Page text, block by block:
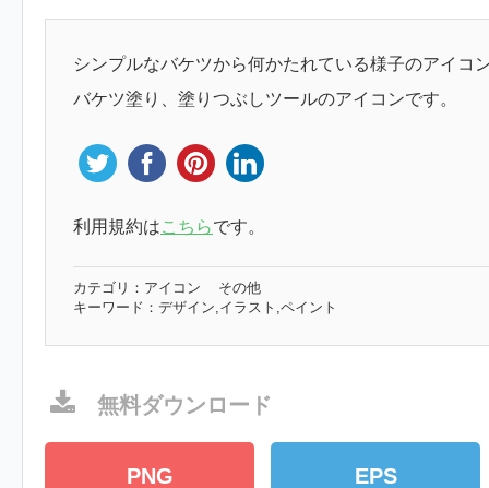
シンプルなバケツから何かたれている様子のアイコ
バケツ塗り、塗りつぶしツールのアイコンです。
利用規約はこちらです。
カテゴリ： アイコン
その他
キーワード： デザイン,イラスト,ペイント
無料ダウンロード
PNG EPS